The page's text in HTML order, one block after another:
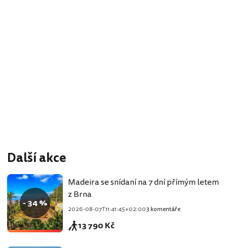
Další akce
- 34 %
Madeira se snídaní na 7 dní přímým letem
z Brna
2026-08-07T11:41:45+02:003 komentáře
13 790 Kč